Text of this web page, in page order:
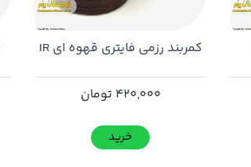
کمربند رزمی فایتری قهوه ای IR
420,000 تومان
خرید